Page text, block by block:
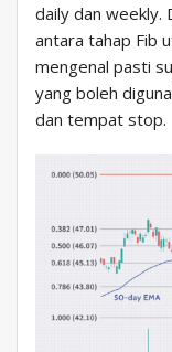
daily dan weekly.
antara tahap Fib
mengenal pasti
yang boleh
dan tempat stop.